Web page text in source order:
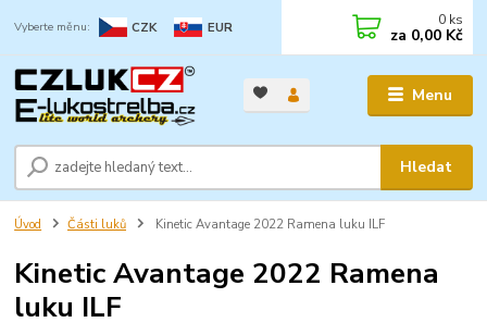
Menu
CZK EUR
Hledat
0 ks
za 0,00 Kč
Úvod Části luků Kinetic Avantage 2022 Ramena luku ILF
Kinetic Avantage 2022 Ramena
luku ILF